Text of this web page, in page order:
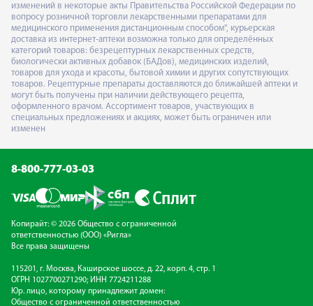
изменений в некоторые акты Правительства Российской Федерации по
вопросу розничной торговли лекарственными препаратами для
медицинского применения дистанционным способом", курьерская
доставка из интернет-аптеки возможна только для определённых
категорий товаров: безрецептурных лекарственных средств,
биологически активных добавок (БАДов), медицинских изделий,
товаров для ухода и красоты, бытовой химии и других сопутствующих
товаров. Рецептурные препараты доставляются до ближайшей аптеки и
могут быть получены при наличии действующего рецепта,
оформленного врачом. Ассортимент товаров, участвующих в
специальных предложениях и акциях, может быть ограничен или
изменен
8-800-777-03-03
Копирайт: © 2026 Общество с ограниченной
ответственностью (ООО) «Ригла»
Все права защищены
115201, г. Москва, Каширское шоссе, д. 22, корп. 4, стр. 1
ОГРН 1027700271290; ИНН 7724211288
Юр. лицо, которому принадлежит домен:
Общество с ограниченной ответственностью